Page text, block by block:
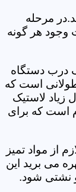
مرحله
وجود هر گونه
درب دستگاه
طولانی است که
زیاد لاستیک
است که برای
از مواد تمیز
می برید این
نشتی شود.